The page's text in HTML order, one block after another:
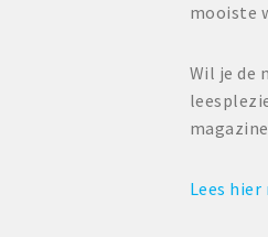
mooiste
Wil je de
Lees